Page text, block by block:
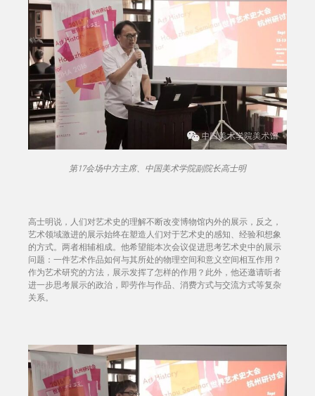
第17会场中方主席、中国美术学院副院长高士明
高士明说，人们对艺术史的理解不断改变博物馆内外的展示，反之，
艺术领域激进的展示始终在塑造人们对于艺术史的感知、经验和想象
的方式。两者相辅相成。他希望能本次会议促进思考艺术史中的展示
问题：一件艺术作品如何与其所处的物理空间和意义空间相互作用？
作为艺术研究的方法，展示发挥了怎样的作用？此外，他还邀请听者
进一步思考展示的政治，即劳作与作品、消费方式与交流方式等复杂
关系。